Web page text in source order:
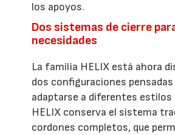
los apoyos.
Dos sistemas de cierre
necesidades
La familia HELIX está ahora
dos configuraciones pensadas
adaptarse a diferentes estilos
HELIX conserva el sistema
cordones completos, que